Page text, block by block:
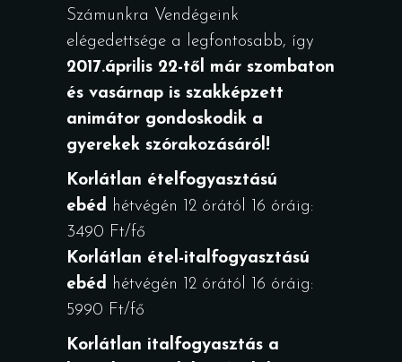
Számunkra Vendégeink
elégedettsége a legfontosabb, így
2017.április 22-től már szombaton
és vasárnap is szakképzett
animátor gondoskodik a
gyerekek szórakozásáról!
Korlátlan ételfogyasztású
ebéd hétvégén 12 órától 16 óráig:
3490 Ft/fő
Korlátlan étel-italfogyasztású
ebéd hétvégén 12 órától 16 óráig:
5990 Ft/fő
Korlátlan italfogyasztás a